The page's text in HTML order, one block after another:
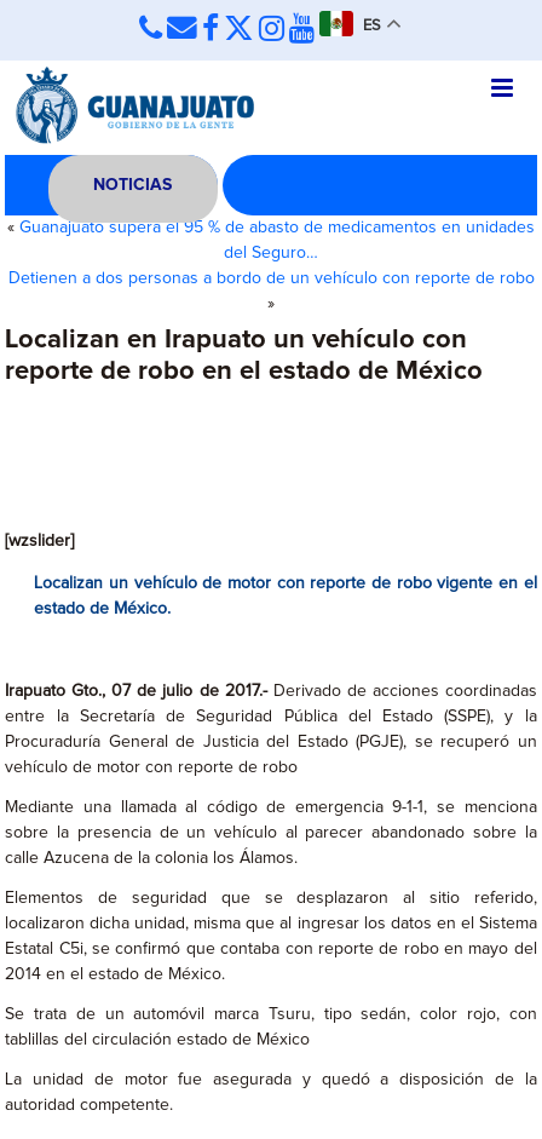
ES
NOTICIAS
« Guanajuato supera el 95 % de abasto de medicamentos en unidades
del Seguro…
Detienen a dos personas a bordo de un vehículo con reporte de robo
»
Localizan en Irapuato un vehículo con
reporte de robo en el estado de México
[wzslider]
Localizan un vehículo de motor con reporte de robo vigente en el
estado de México.
Irapuato Gto., 07 de julio de 2017.- Derivado de acciones coordinadas
entre la Secretaría de Seguridad Pública del Estado (SSPE), y la
Procuraduría General de Justicia del Estado (PGJE), se recuperó un
vehículo de motor con reporte de robo
Mediante una llamada al código de emergencia 9-1-1, se menciona
sobre la presencia de un vehículo al parecer abandonado sobre la
calle Azucena de la colonia los Álamos.
Elementos de seguridad que se desplazaron al sitio referido,
localizaron dicha unidad, misma que al ingresar los datos en el Sistema
Estatal C5i, se confirmó que contaba con reporte de robo en mayo del
2014 en el estado de México.
Se trata de un automóvil marca Tsuru, tipo sedán, color rojo, con
tablillas del circulación estado de México
La unidad de motor fue asegurada y quedó a disposición de la
autoridad competente.